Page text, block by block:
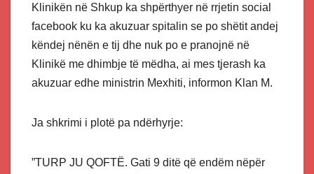
Klinikën në Shkup ka shpërthyer në rrjetin social
facebook ku ka akuzuar spitalin se po shëtit andej
këndej nënën e tij dhe nuk po e pranojnë në
Klinikë me dhimbje të mëdha, ai mes tjerash ka
akuzuar edhe ministrin Mexhiti, informon Klan M.
Ja shkrimi i plotë pa ndërhyrje:
”TURP JU QOFTË. Gati 9 ditë që endëm nëpër